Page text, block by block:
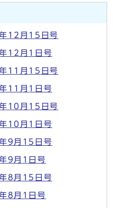
12月15日号
12月1日号
11月15日号
11月1日号
10月15日号
10月1日号
9月15日号
9月1日号
8月15日号
8月1日号